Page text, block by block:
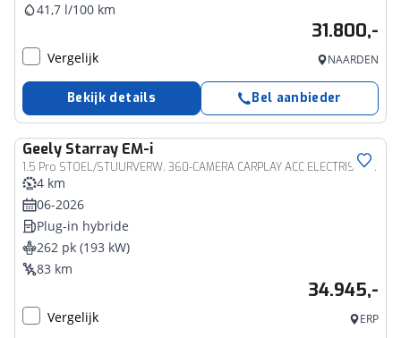
41,7 l/100 km
31.800,-
Vergelijk NAARDEN
Bekijk details Bel aanbieder
Geely Starray EM-i
1.5 Pro STOEL/STUURVERW. 360-CAMERA CARPLAY ACC ELECTRISCHE-STOELEN DRAADLOZE-LADER 2XPDC 18''LMV ENZ. ENZ.
4 km
06-2026
Plug-in hybride
262 pk (193 kW)
83 km
34.945,-
Vergelijk ERP